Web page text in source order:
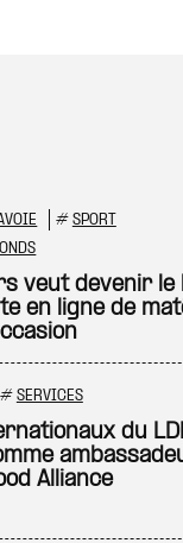
sélection
# SPORT
veut devenir le
en ligne de
sélection
# SERVICES
du
Alliance